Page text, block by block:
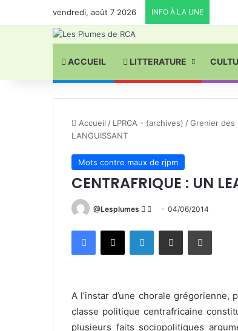
vendredi, août 7 2026 INFO À LA UNE
ACCUEIL LITTERATURE
Accueil / LPRCA - (archives) /Grenier des
LANGUISSANT
Mots contre maux de rjpm
CENTRAFRIQUE : UN
@Lesplumes
Follow
Envoyer
courriel
04/06/2014
Facebook
X LinkedinPartager par email
A l’instar d’une chorale
classe politique centrafricaine
plusieurs faits sociopolitiques